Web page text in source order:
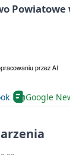
Powiatowe
Google